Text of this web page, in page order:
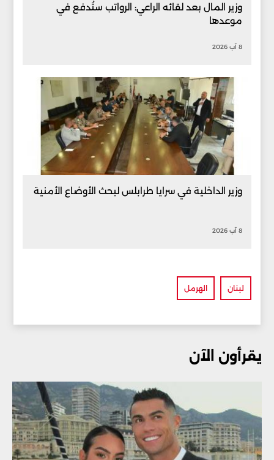
وزير المال بعد لقائه الراعي: الرواتب ستُدفع في
موعدها
8 آب 2026
وزير الداخلية في سرايا طرابلس لبحث الأوضاع الأمنية
8 آب 2026
لبنان الهرمل
يقرأون الآن